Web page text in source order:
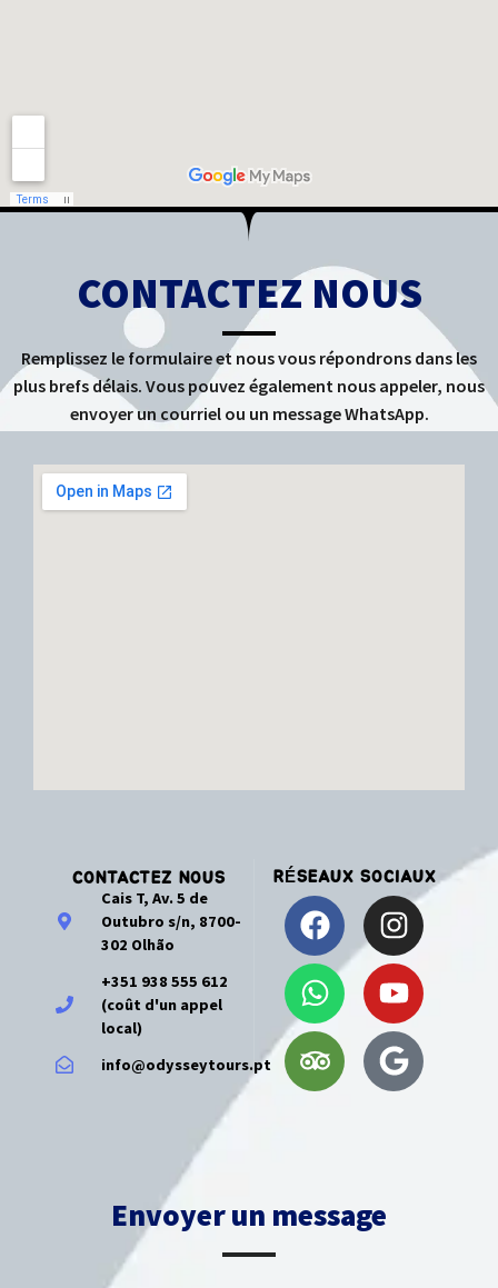
CONTACTEZ NOUS
Remplissez le formulaire et nous vous répondrons dans les
plus brefs délais. Vous pouvez également nous appeler, nous
envoyer un courriel ou un message WhatsApp.
CONTACTEZ NOUS
Cais T, Av. 5 de
Outubro s/n, 8700-
302 Olhão
+351 938 555 612
(coût d'un appel
local)
info@odysseytours.pt
RÉSEAUX SOCIAUX
Envoyer un message